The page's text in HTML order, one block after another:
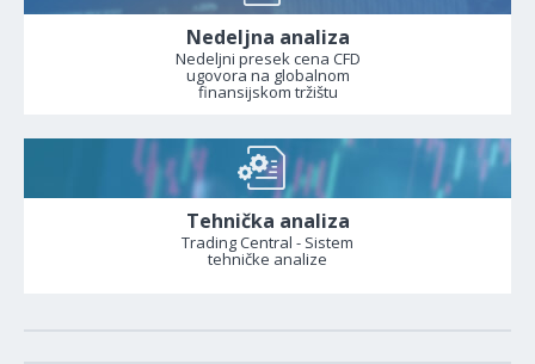
Nedeljna analiza
Nedeljni presek cena CFD
ugovora na globalnom
finansijskom tržištu
Tehnička analiza
Trading Central - Sistem
tehničke analize